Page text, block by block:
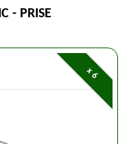
- PRISE
x 6